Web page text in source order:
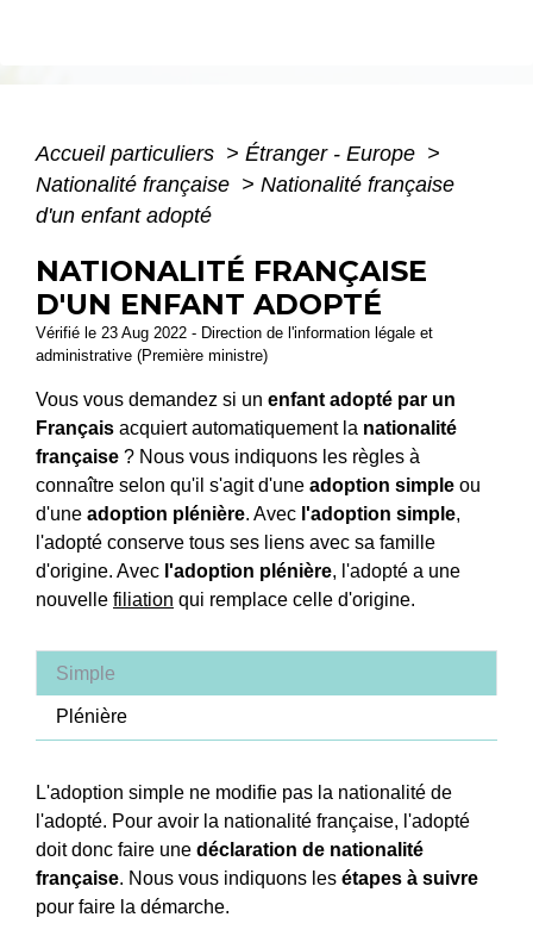
Accueil particuliers > Étranger - Europe >
Nationalité française > Nationalité française
d'un enfant adopté
NATIONALITÉ FRANÇAISE
D'UN ENFANT ADOPTÉ
Vérifié le 23 Aug 2022 - Direction de l'information légale et
administrative (Première ministre)
Vous vous demandez si un enfant adopté par un
Français acquiert automatiquement la nationalité
française ? Nous vous indiquons les règles à
connaître selon qu'il s'agit d'une adoption simple ou
d'une adoption plénière. Avec l'adoption simple,
l'adopté conserve tous ses liens avec sa famille
d'origine. Avec l'adoption plénière, l'adopté a une
nouvelle filiation qui remplace celle d'origine.
Simple
Plénière
L'adoption simple ne modifie pas la nationalité de
l'adopté. Pour avoir la nationalité française, l'adopté
doit donc faire une déclaration de nationalité
française. Nous vous indiquons les étapes à suivre
pour faire la démarche.